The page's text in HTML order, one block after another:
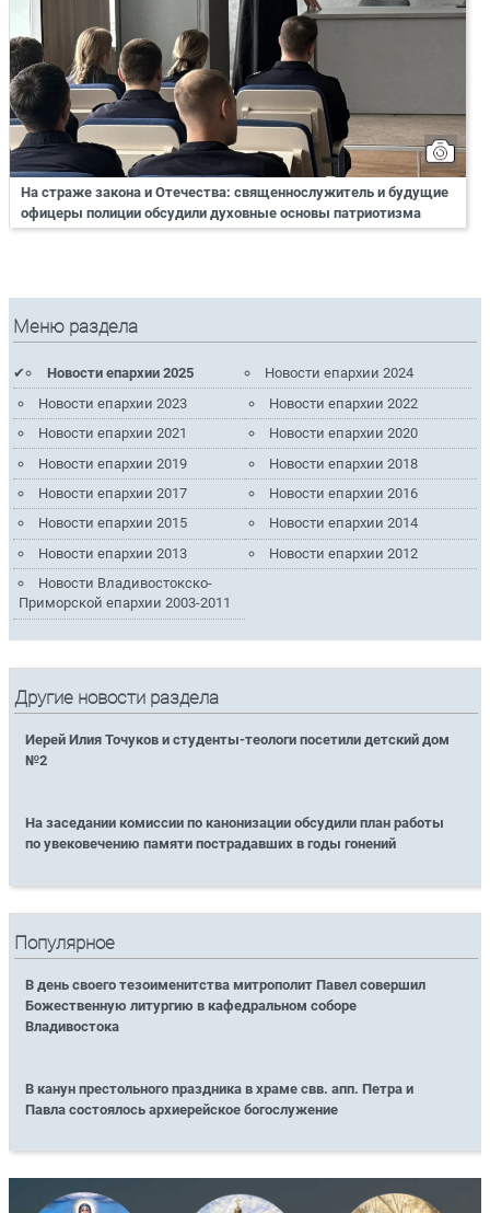
На страже закона и Отечества: священнослужитель и будущие
офицеры полиции обсудили духовные основы патриотизма
Меню раздела
Новости епархии 2025
Новости епархии 2024
Новости епархии 2023
Новости епархии 2022
Новости епархии 2021
Новости епархии 2020
Новости епархии 2019
Новости епархии 2018
Новости епархии 2017
Новости епархии 2016
Новости епархии 2015
Новости епархии 2014
Новости епархии 2013
Новости епархии 2012
Новости Владивостокско-
Приморской епархии 2003-2011
Другие новости раздела
Иерей Илия Точуков и студенты-теологи посетили детский дом
№2
На заседании комиссии по канонизации обсудили план работы
по увековечению памяти пострадавших в годы гонений
Популярное
В день своего тезоименитства митрополит Павел совершил
Божественную литургию в кафедральном соборе
Владивостока
В канун престольного праздника в храме свв. апп. Петра и
Павла состоялось архиерейское богослужение